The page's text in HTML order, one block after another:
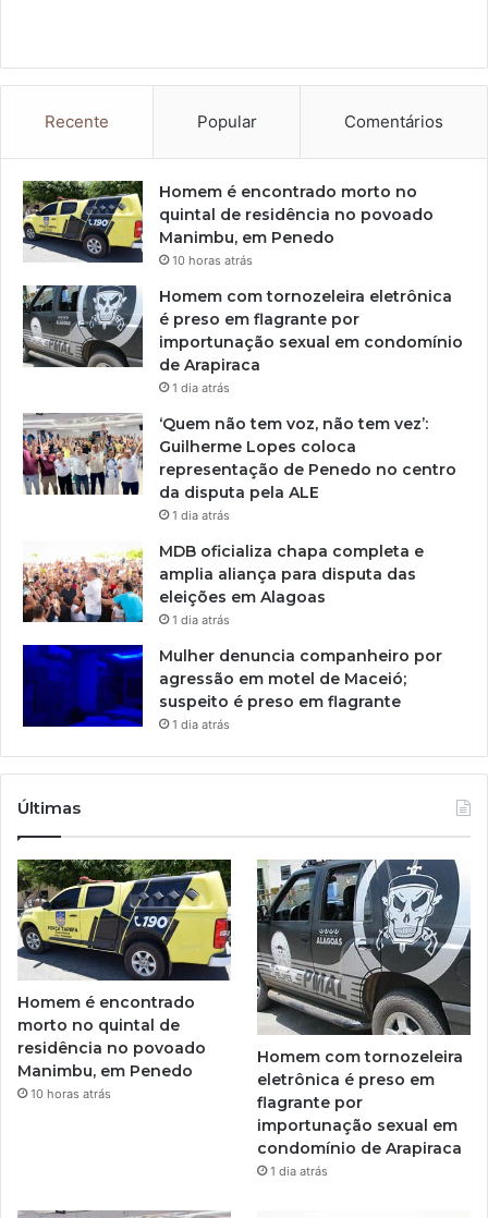
Recente Popular Comentários
Homem é encontrado morto no
quintal de residência no povoado
Manimbu, em Penedo
10 horas atrás
Homem com tornozeleira eletrônica
é preso em flagrante por
importunação sexual em condomínio
de Arapiraca
1 dia atrás
‘Quem não tem voz, não tem vez’:
Guilherme Lopes coloca
representação de Penedo no centro
da disputa pela ALE
1 dia atrás
MDB oficializa chapa completa e
amplia aliança para disputa das
eleições em Alagoas
1 dia atrás
Mulher denuncia companheiro por
agressão em motel de Maceió;
suspeito é preso em flagrante
1 dia atrás
Últimas
Homem é encontrado
morto no quintal de
residência no povoado
Manimbu, em Penedo
10 horas atrás
Homem com tornozeleira
eletrônica é preso em
flagrante por
importunação sexual em
condomínio de Arapiraca
1 dia atrás